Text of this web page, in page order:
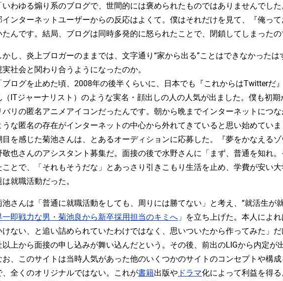
いわゆる煽り系のブログで、世間的には褒められたものではありませんでし
インターネットユーザーからの反応はよくて。僕はそれだけを見て、『俺っ
たんです。結局、ブログは同時多発的に怒られたことで、閉鎖してしまったの
かし、炎上ブロガーのままでは、文字通り“家から出る”ことはできなかったは
実社会と関わり合うようになったのか。
ブログを止めた頃、2008年の後半くらいに、日本でも『これからはTwitterだ
（ITジャーナリスト）のような実名・顔出しの人の人気が出ました。僕も初
バリの匿名アニメアイコンだったんです。朝から晩までインターネットにつ
うな匿名の存在がインターネットの中心から外れてきていると思い始めていま
目を感じた菊池さんは、とあるオーディションに応募した。『夢をかなえる
敬也さんのアシスタント募集だ。面接の後で水野さんに「まず、普通を知れ
ことで、「それもそうだな」とあっさり引きこもり生活を止め、学費が安い
は就職活動だった。
池さんは「普通に就職活動をしても、周りには勝てない」と考え、“就活生が
一即戦力な男・菊池良から新卒採用担当のキミへ 」を立ち上げた。本人によ
けない、と追い詰められていたわけではなく、思いついたから作ってみた」
以上から面接の申し込みが舞い込んだという。その後、前出のLIGから内定が出
お、このサイトは当時人気があった他のいくつかのサイトのコンセプトや構
、全くのオリジナルではない。これが書籍出版や ドラマ化によって利益を得